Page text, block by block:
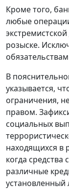
Кроме того,
любые
розыске.
В
указывается,
ограничения,
правом.
социальных
находящихся в
когда
различные
установленный